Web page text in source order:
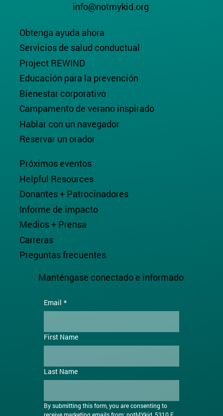
info@notmykid.org
Manténgase conectado e informado
Email *
First Name
Last Name
By submitting this form, you are consenting to
Obtenga ayuda ahora
Servicios de salud conductual
Project REWIND
Educación para la prevención
Bienestar corporativo
Campamento de verano inspirado
Hablar con un navegador
Reservar un orador
Próximos eventos
Helpful Resources
Donantes + Patrocinadores
Informe de impacto
Medios + Prensa
Carreras
Preguntas frecuentes